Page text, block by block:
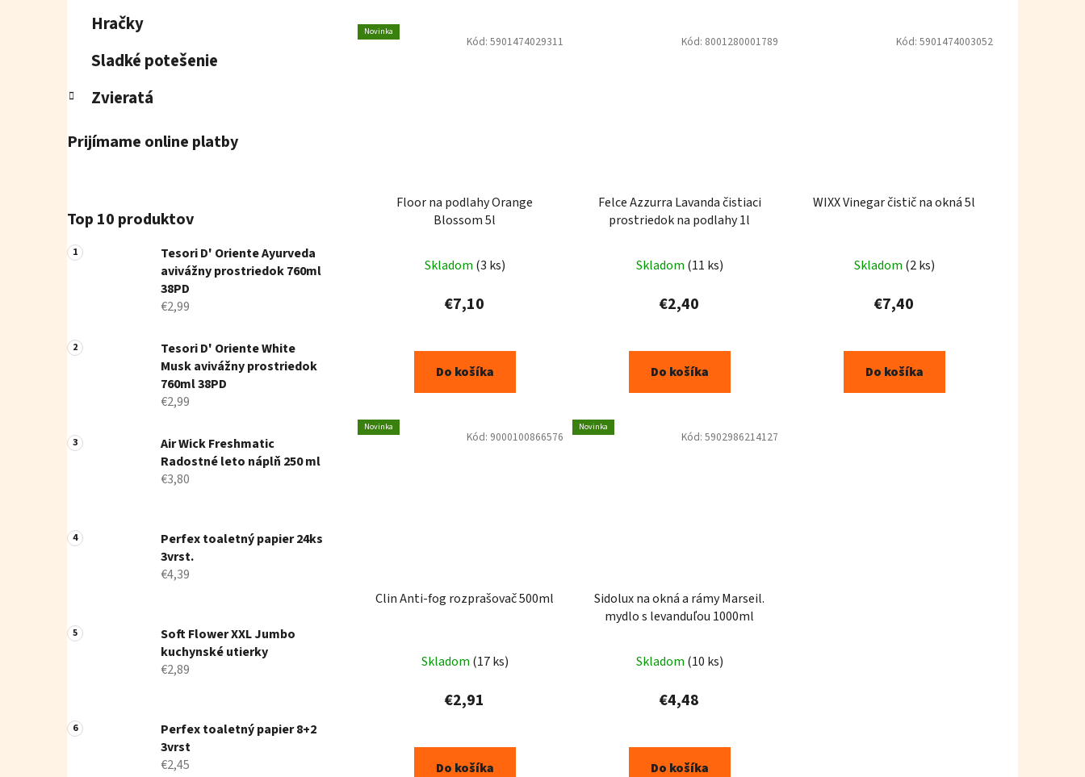
Hračky
Sladké potešenie
Zvieratá
Prijímame online platby
Top 10 produktov
Tesori D' Oriente Ayurveda
avivážny prostriedok 760ml
38PD
€2,99
Tesori D' Oriente White
Musk avivážny prostriedok
760ml 38PD
€2,99
Air Wick Freshmatic
Radostné leto náplň 250 ml
€3,80
Perfex toaletný papier 24ks
3vrst.
€4,39
Soft Flower XXL Jumbo
kuchynské utierky
€2,89
Perfex toaletný papier 8+2
3vrst
€2,45
Novinka
Floor na podlahy Orange
Blossom 5l
Skladom (3 ks)
€7,10
Do košíka
Kód: 5901474029311
Felce Azzurra Lavanda čistiaci
prostriedok na podlahy 1l
Skladom (11 ks)
€2,40
Do košíka
Kód: 8001280001789
WIXX Vinegar čistič na okná 5l
Skladom (2 ks)
€7,40
Do košíka
Kód: 5901474003052
Novinka
Clin Anti-fog rozprašovač 500ml
Skladom (17 ks)
€2,91
Do košíka
Kód: 9000100866576
Novinka
Sidolux na okná a rámy Marseil.
mydlo s levanduľou 1000ml
Skladom (10 ks)
€4,48
Do košíka
Kód: 5902986214127